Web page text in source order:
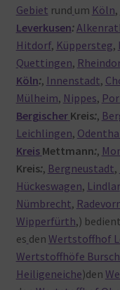
Gebiet rund um Köln,
Leverkusen:
Hitdorf, Küppersteg,
Quettingen,
Köln:, Innenstadt,
Mülheim, Nippes,
Bergischer Kreis:,
Leichlingen,
Kreis Mettmann:,
Kreis:, Bergneustadt,
Hückeswagen, Lindlar
Nümbrecht,
Wipperfürth,) bedient
es den Wertstoffhof
Wertstoffhöfe
Heiligeneiche)den